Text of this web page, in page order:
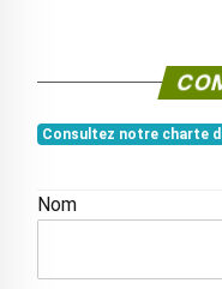
Consultez notre charte
Nom